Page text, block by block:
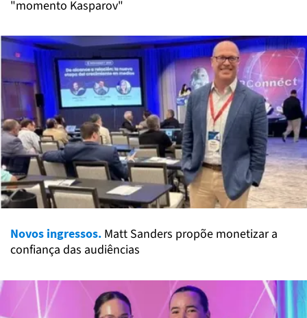
"momento Kasparov"
Novos ingressos. Matt Sanders propõe monetizar a
confiança das audiências